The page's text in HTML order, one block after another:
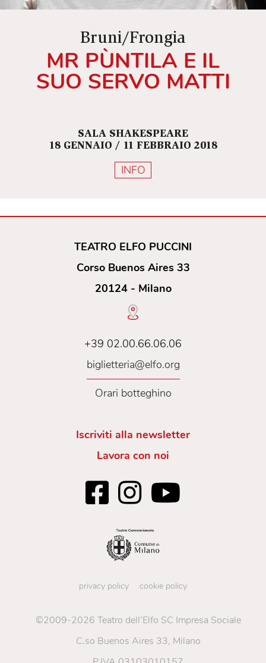
Bruni/Frongia
MR PÙNTILA E IL
SUO SERVO MATTI
SALA SHAKESPEARE
18 GENNAIO / 11 FEBBRAIO 2018
INFO
TEATRO ELFO PUCCINI
Corso Buenos Aires 33
20124 - Milano
+39 02.00.66.06.06
biglietteria@elfo.org
Orari botteghino
Iscriviti alla newsletter
Lavora con noi
privacy policy cookie policy
©2009-2026 Teatro dell’Elfo SC Impresa Sociale
C.so Buenos Aires 33, Milano